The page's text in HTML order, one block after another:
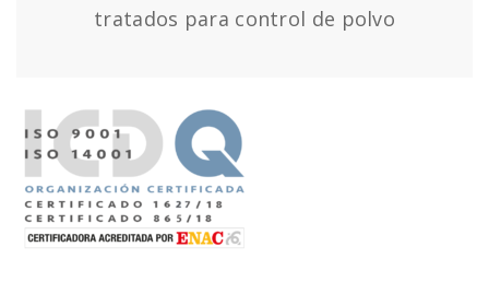
tratados para control de polvo